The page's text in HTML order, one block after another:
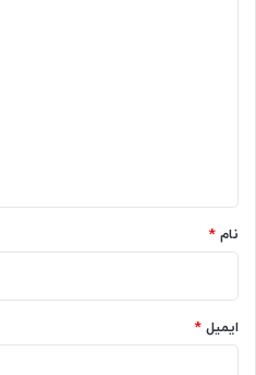
نام *
ایمیل *